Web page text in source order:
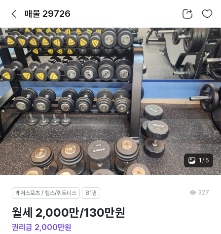
뒤로가기매물 29726 공유하기 찜하기
1 / 5
레저스포츠 / 헬스/휘트니스 81평
월세 2,000만/130만원
권리금 2,000만원
327